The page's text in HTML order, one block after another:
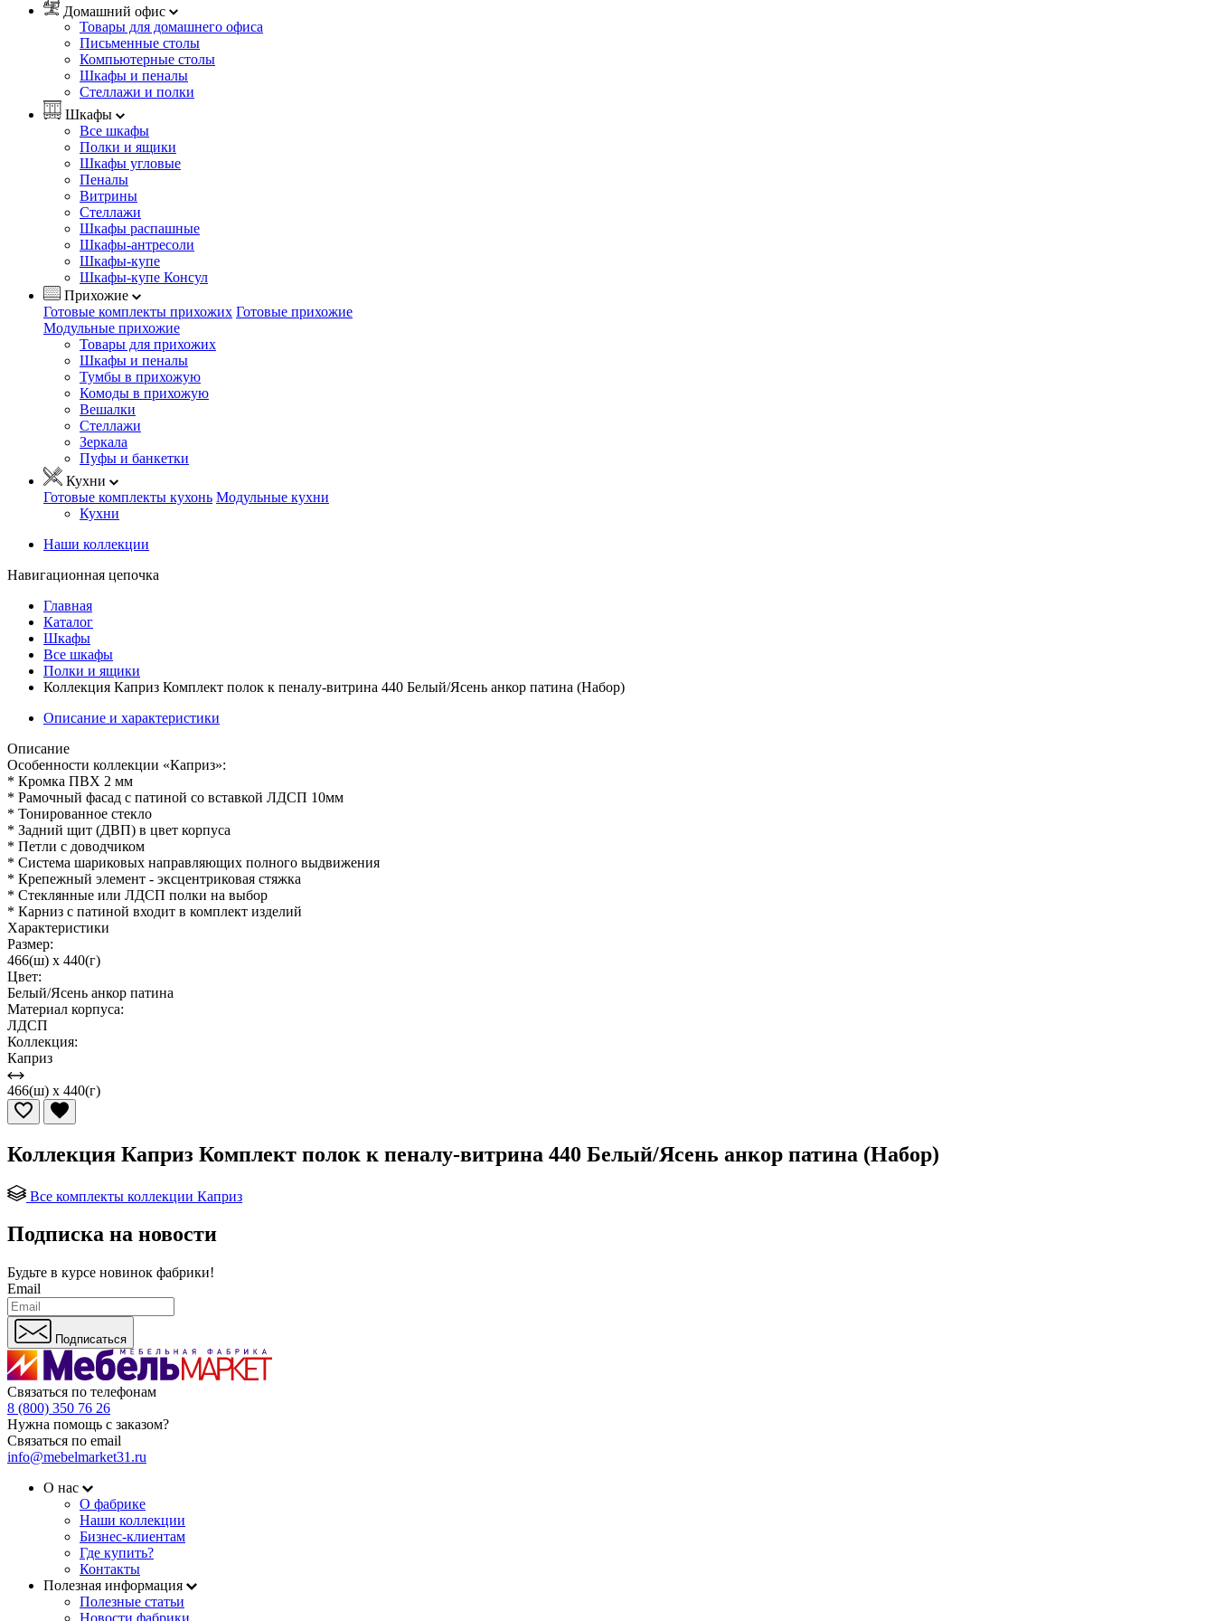
Домашний офис
Товары для домашнего офиса
Письменные столы
Компьютерные столы
Шкафы и пеналы
Стеллажи и полки
Шкафы
Все шкафы
Полки и ящики
Шкафы угловые
Пеналы
Витрины
Стеллажи
Шкафы распашные
Шкафы-антресоли
Шкафы-купе
Шкафы-купе Консул
Прихожие
Готовые комплекты прихожих Готовые прихожие
Модульные прихожие
Товары для прихожих
Шкафы и пеналы
Тумбы в прихожую
Комоды в прихожую
Вешалки
Стеллажи
Зеркала
Пуфы и банкетки
Кухни
Готовые комплекты кухонь Модульные кухни
Кухни
Наши коллекции
Навигационная цепочка
Главная
Каталог
Шкафы
Все шкафы
Полки и ящики
Коллекция Каприз Комплект полок к пеналу-витрина 440 Белый/Ясень анкор патина (Набор)
Описание и характеристики
Описание
Особенности коллекции «Каприз»:
* Кромка ПВХ 2 мм
* Рамочный фасад с патиной со вставкой ЛДСП 10мм
* Тонированное стекло
* Задний щит (ДВП) в цвет корпуса
* Петли с доводчиком
* Система шариковых направляющих полного выдвижения
* Крепежный элемент - эксцентриковая стяжка
* Стеклянные или ЛДСП полки на выбор
* Карниз с патиной входит в комплект изделий
Характеристики
Размер:
466(ш) x 440(г)
Цвет:
Белый/Ясень анкор патина
Материал корпуса:
ЛДСП
Коллекция:
Каприз
466(ш) x 440(г)
Коллекция Каприз Комплект полок к пеналу-витрина 440 Белый/Ясень анкор патина (Набор)
Все комплекты коллекции Каприз
Подписка на новости
Будьте в курсе новинок фабрики!
Email
Подписаться
Связаться по телефонам
8 (800) 350 76 26
Нужна помощь с заказом?
Связаться по email
info@mebelmarket31.ru
О нас
О фабрике
Наши коллекции
Бизнес-клиентам
Где купить?
Контакты
Полезная информация
Полезные статьи